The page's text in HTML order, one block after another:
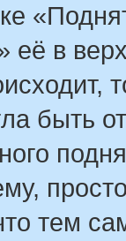
её в
быть
тем